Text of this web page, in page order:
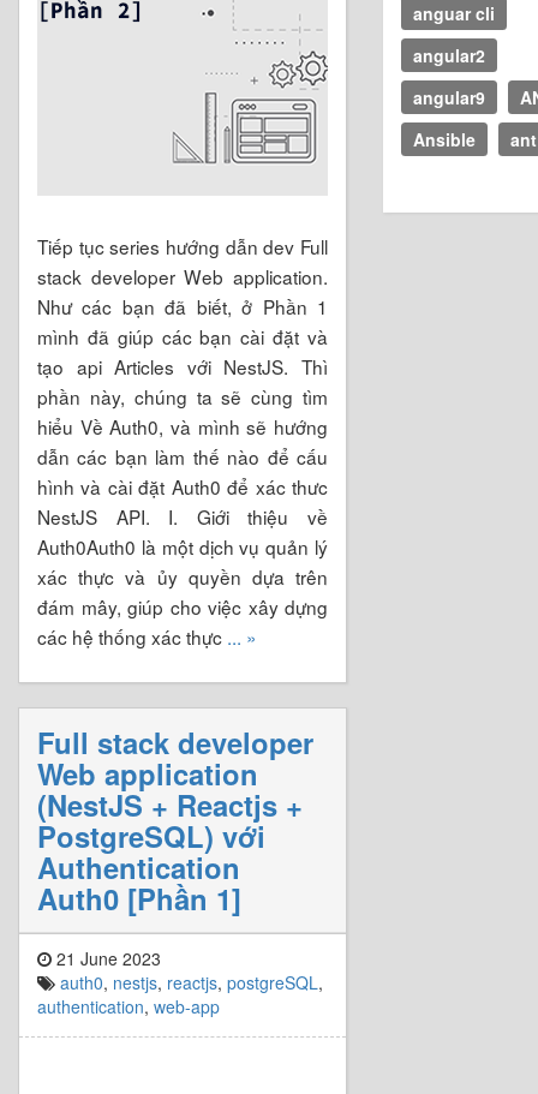
Tiếp tục series hướng dẫn dev Full
stack developer Web application.
Như các bạn đã biết, ở Phần 1
mình đã giúp các bạn cài đặt và
tạo api Articles với NestJS. Thì
phần này, chúng ta sẽ cùng tìm
hiểu Về Auth0, và mình sẽ hướng
dẫn các bạn làm thế nào để cấu
hình và cài đặt Auth0 để xác thưc
NestJS API. I. Giới thiệu về
Auth0Auth0 là một dịch vụ quản lý
xác thực và ủy quyền dựa trên
đám mây, giúp cho việc xây dựng
các hệ thống xác thực ... »
Full stack developer
Web application
(NestJS + Reactjs +
PostgreSQL) với
Authentication
Auth0 [Phần 1]
21 June 2023
auth0, nestjs, reactjs, postgreSQL,
authentication, web-app
anguar cli
angular2
angular9
Ansible
ant